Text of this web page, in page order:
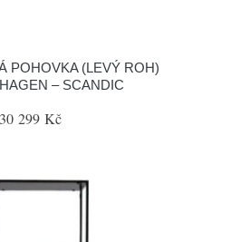
POHOVKA (LEVÝ ROH)
– SCANDIC
30 299 Kč